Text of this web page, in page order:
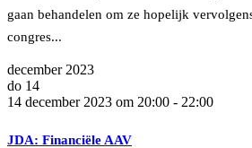
gaan behandelen om ze hopelijk
congres...
december 2023
do 14
14 december 2023 om 20:00 - 22:00
JDA: Financiële AAV